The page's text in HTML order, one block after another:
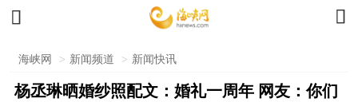
 
海峡网 > 新闻频道 > 新闻快讯
杨丞琳晒婚纱照配文：婚礼一周年 网友：你们